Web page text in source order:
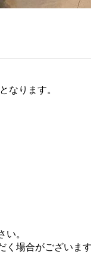
なります。
。
く場合がございま